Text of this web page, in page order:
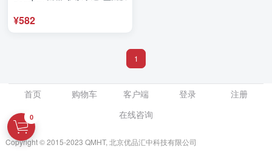
¥582
1
0
首页 购物车 客户端 登录
注册
在线咨询
Copyright ©️ 2015-2023 QMHT, 北京优品汇中科技有限公司